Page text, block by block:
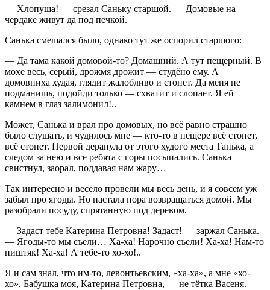
— Хлопуша! — срезал Саньку старшой. — Домовые на
чердаке живут да под печкой.
Санька смешался было, однако тут же оспорил старшого:
— Да тама какой домовой-то? Домашний. А тут пещерный. В
мохе весь, серый, дрожмя дрожит — студёно ему. А
домовниха худая, глядит жалобливо и стонет. Да меня не
подманишь, подойди только — схватит и слопает. Я ей
камнем в глаз залимонил!..
Может, Санька и врал про домовых, но всё равно страшно
было слушать, и чудилось мне — кто-то в пещере всё стонет,
всё стонет. Первой деранула от этого худого места Танька, а
следом за нею и все ребята с горы посыпались. Санька
свистнул, заорал, поддавая нам жару…
Так интересно и весело провели мы весь день, и я совсем уж
забыл про ягоды. Но настала пора возвращаться домой. Мы
разобрали посуду, спрятанную под деревом.
— Задаст тебе Катерина Петровна! Задаст! — заржал Санька.
— Ягоды-то мы съели… Ха-ха! Нарочно съели! Ха-ха! Нам-то
ништяк! Ха-ха! А тебе-то хо-хо!..
Я и сам знал, что им-то, левонтьевским, «ха-ха», а мне «хо-
хо». Бабушка моя, Катерина Петровна, — не тётка Васеня.